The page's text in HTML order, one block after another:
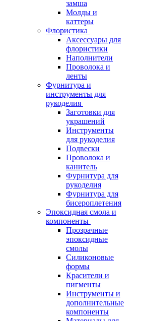
замша
Молды и
каттеры
Флористика
Аксессуары для
флористики
Наполнители
Проволока и
ленты
Фурнитура и
инструменты для
рукоделия
Заготовки для
украшений
Инструменты
для рукоделия
Подвески
Проволока и
канитель
Фурнитура для
рукоделия
Фурнитура для
бисероплетения
Эпоксидная смола и
компоненты
Прозрачные
эпоксидные
смолы
Силиконовые
формы
Красители и
пигменты
Инструменты и
дополнительные
компоненты